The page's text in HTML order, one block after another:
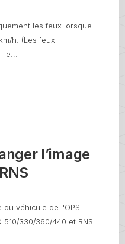
les feux lorsque
h. (Les feux
l’image
du véhicule de l'OPS
510/330/360/440 et RNS